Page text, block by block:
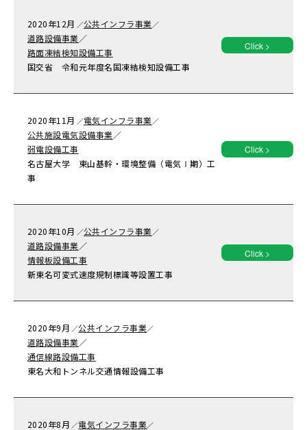
2020年12月 ／公共インフラ事業／
道路設備事業／
路面凍結検知設備工事
国交省 令和元年度名国凍結検知設備工事
Click >
2020年11月 ／電気インフラ事業／
公共施設電気設備事業／
弱電設備工事
名古屋大学 東山基幹・環境整備（電気Ⅰ期）工
事
Click >
2020年10月 ／公共インフラ事業／
道路設備事業／
情報板設備工事
新東名可変式速度規制標識等設置工事
Click >
2020年9月 ／公共インフラ事業／
道路設備事業／
通信線路設備工事
東名大和トンネル交通情報設備工事
2020年8月 ／電気インフラ事業／